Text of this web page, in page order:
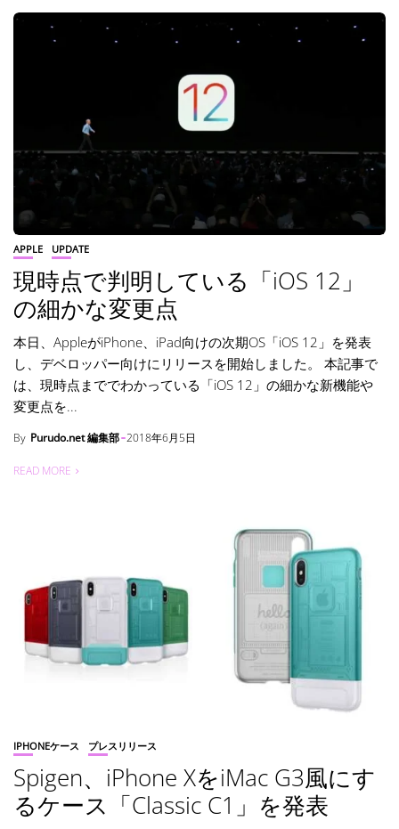
APPLE UPDATE
現時点で判明している「iOS 12」
の細かな変更点
本日、AppleがiPhone、iPad向けの次期OS「iOS 12」を発表
し、デベロッパー向けにリリースを開始しました。 本記事で
は、現時点まででわかっている「iOS 12」の細かな新機能や
変更点を...
By Purudo.net 編集部 2018年6月5日
READ MORE
IPHONEケース プレスリリース
Spigen、iPhone XをiMac G3風にす
るケース「Classic C1」を発表